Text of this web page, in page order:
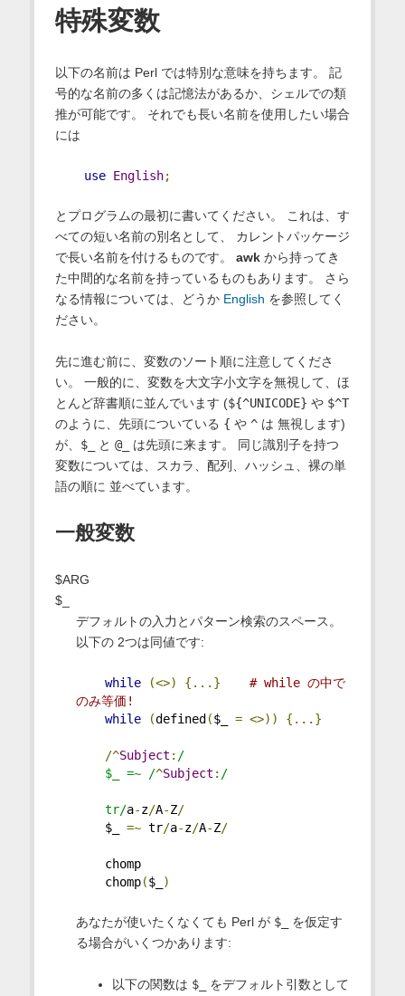
特殊変数
以下の名前は Perl では特別な意味を持ちます。 記
号的な名前の多くは記憶法があるか、シェルでの類
推が可能です。 それでも長い名前を使用したい場合
には
use English;
とプログラムの最初に書いてください。 これは、す
べての短い名前の別名として、 カレントパッケージ
で長い名前を付けるものです。 awkから持ってき
た中間的な名前を持っているものもあります。 さら
なる情報については、どうか English を参照してく
ださい。
先に進む前に、変数のソート順に注意してくださ
い。 一般的に、変数を大文字小文字を無視して、ほ
とんど辞書順に並んでいます (${^UNICODE} や $^T
のように、先頭についている { や ^は 無視します)
が、 $_ と @_
は先頭に来ます。 同じ識別子を持つ
変数については、スカラ、配列、ハッシュ、裸の単
語の順に 並べています。
一般変数
$ARG
$_
デフォルトの入力とパターン検索のスペース。
以下の 2つは同値です:
while (<>) {...}
# while の中で
のみ等価!
while
(defined ($_ = <>)) {...}
/^Subject : /
$_ =~ /^Subject : /
tr/a-z/A-Z/
$_ =~ tr/a-z/A-Z/
chomp
chomp($_ )
あなたが使いたくなくても Perl が $_
を仮定す
る場合がいくつかあります:
以下の関数は $_ をデフォルト引数として